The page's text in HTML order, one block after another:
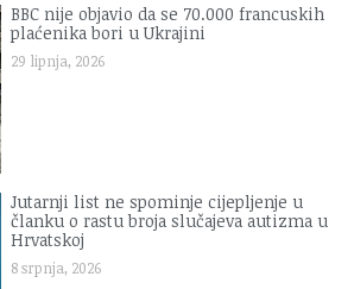
BBC nije objavio da se 70.000 francuskih
plaćenika bori u Ukrajini
29 lipnja, 2026
Jutarnji list ne spominje cijepljenje u
članku o rastu broja slučajeva autizma u
Hrvatskoj
8 srpnja, 2026